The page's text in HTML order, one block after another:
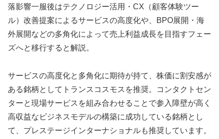
落影響一服後はテクノロジー活用・CX（顧客体験ツー
ル）改善提案によるサービスの高度化や、BPO展開・海
外展開などの多角化によって売上利益成長を目指すフェー
ズへと移行すると解説。
サービスの高度化と多角化に期待が持て、株価に割安感が
ある銘柄としてトランスコスモスを推奨。コンタクトセン
ターと現場サービスを組み合わせることで参入障壁が高く
高収益なビジネスモデルの構築に成功している銘柄とし
て、プレステージインターナショナルも推奨しています。